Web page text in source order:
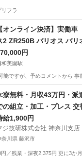
リフラ
【オンライン決済】実
2 ZR250B バリオス バ
ディット250 ホーネット
円
和美園駅
ですが、予めコメントから 事
浦和美園駅 カワサキ
無料・月収43万円・派
の組立・加工・プレス 交
給1,900円
ジ技研株式会社 神奈川支店
奈川県 藤沢市
／残業・深夜2,375円 更に3か